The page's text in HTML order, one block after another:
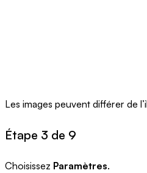
Les images peuvent différer de
Étape 3 de 9
Choisissez Paramètres.